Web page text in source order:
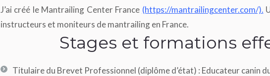
J’ai créé le Mantrailing Center France (https://mantrailingcenter.com/).
instructeurs et moniteurs de mantrailing en France.
Stages et formations
Titulaire du Brevet Professionnel (diplôme d’état) : Educateur canin du